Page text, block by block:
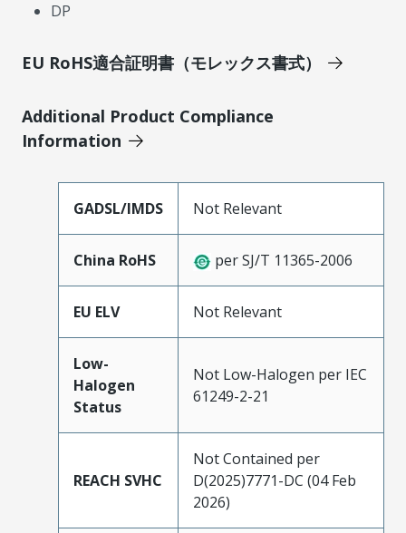
DP
EU RoHS適合証明書（モレックス書式）
Additional Product Compliance
Information
GADSL/IMDS Not Relevant
China RoHS per SJ/T 11365-2006
EU ELV Not Relevant
Low-
Halogen
Status
Not Low-Halogen per IEC
61249-2-21
REACH SVHC
Not Contained per
D(2025)7771-DC (04 Feb
2026)